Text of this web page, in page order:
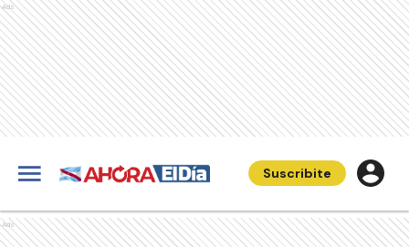
Ads
Suscribite
Ads